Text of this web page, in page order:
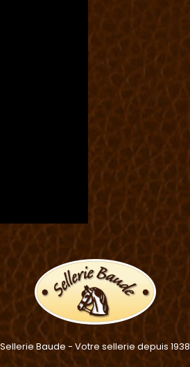
Sellerie Baude - Votre sellerie depuis 1938